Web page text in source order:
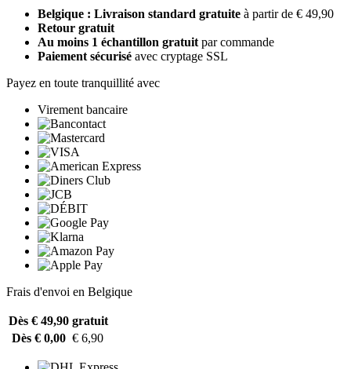
Belgique : Livraison standard gratuite à partir de € 49,90
Retour gratuit
Au moins 1 échantillon gratuit par commande
Paiement sécurisé avec cryptage SSL
Payez en toute tranquillité avec
Virement bancaire
Frais d'envoi en Belgique
Dès € 49,90 gratuit
Dès € 0,00 € 6,90